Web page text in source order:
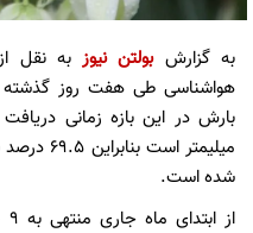
به گزارشبولتن نیوزبه نقل
میلیمتر
شده است.